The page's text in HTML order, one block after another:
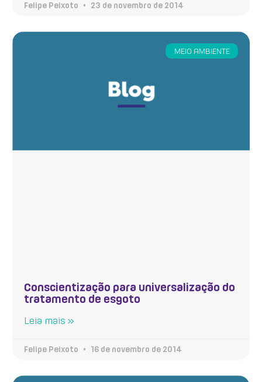
Felipe Peixoto 23 de novembro de 2014
MEIO AMBIENTE
Conscientização para universalização do
tratamento de esgoto
Leia mais »
Felipe Peixoto 16 de novembro de 2014